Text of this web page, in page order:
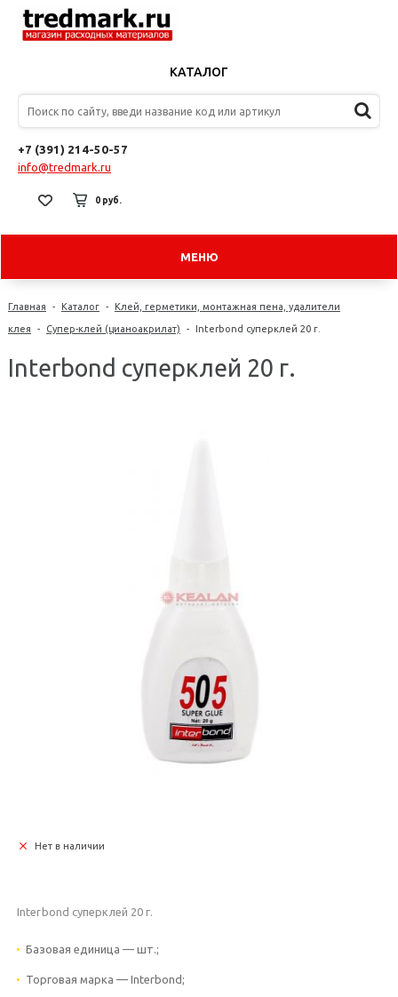
КАТАЛОГ
+7 (391) 214-50-57
info@tredmark.ru
0 руб.
МЕНЮ
Главная - Каталог - Клей, герметики, монтажная пена, удалители
клея - Супер-клей (цианоакрилат) - Interbond суперклей 20 г.
Interbond суперклей 20 г.
Нет в наличии
Interbond суперклей 20 г.
Базовая единица — шт.;
Торговая марка — Interbond;